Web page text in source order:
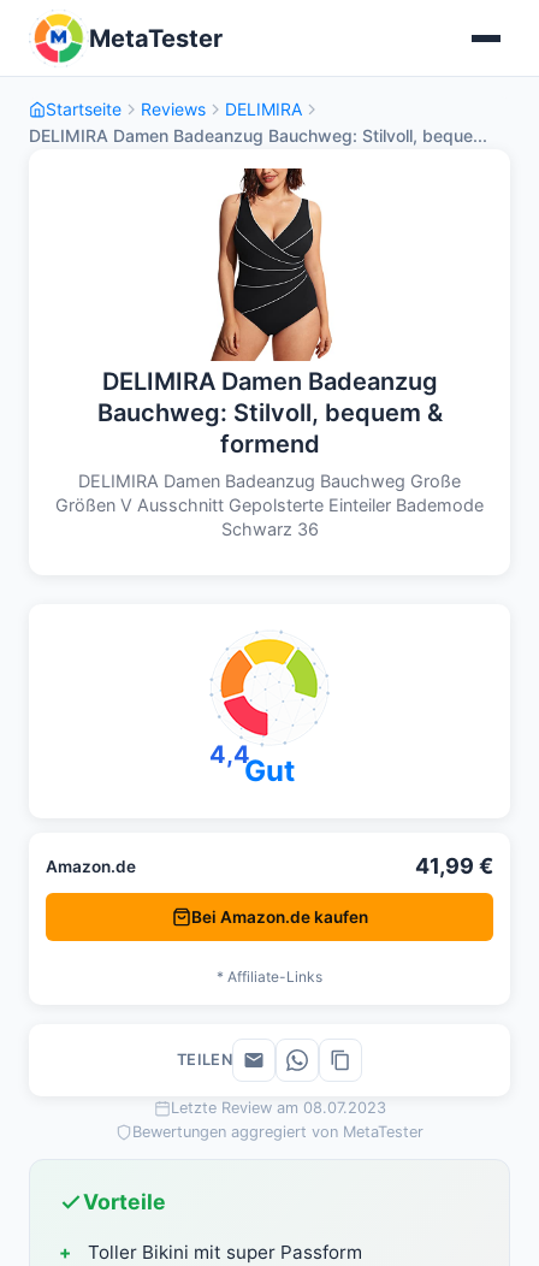
MetaTester
Startseite Reviews
DELIMIRA
DELIMIRA Damen Badeanzug Bauchweg: Stilvoll, beque...
DELIMIRA Damen Badeanzug
Bauchweg: Stilvoll, bequem &
formend
DELIMIRA Damen Badeanzug Bauchweg Große
Größen V Ausschnitt Gepolsterte Einteiler Bademode
Schwarz 36
Letzte Review am 08.07.2023
Bewertungen aggregiert von MetaTester
Vorteile
Toller Bikini mit super Passform
4,4Gut
Amazon.de 41,99 €
Bei Amazon.de kaufen
* Affiliate-Links
TEILEN